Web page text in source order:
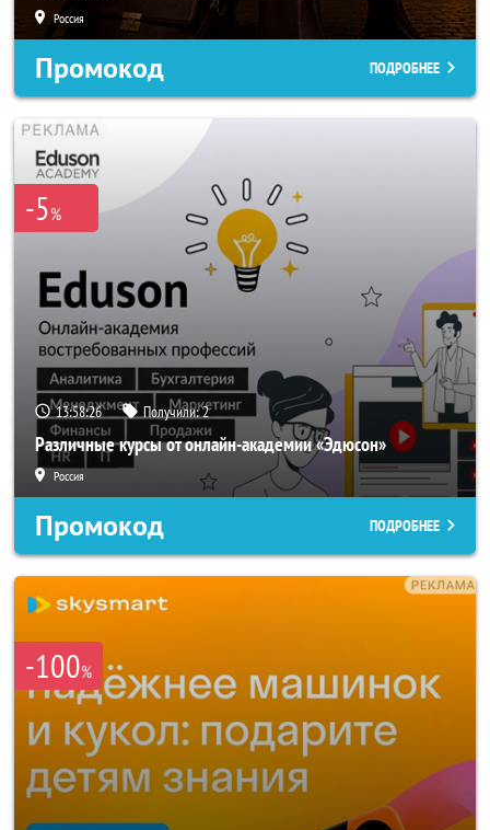
Россия
Промокод ПОДРОБНЕЕ
-5%
13:58:24 Получили:2
Различные курсы от онлайн-академии «Эдюсон»
Россия
Промокод ПОДРОБНЕЕ
-100%